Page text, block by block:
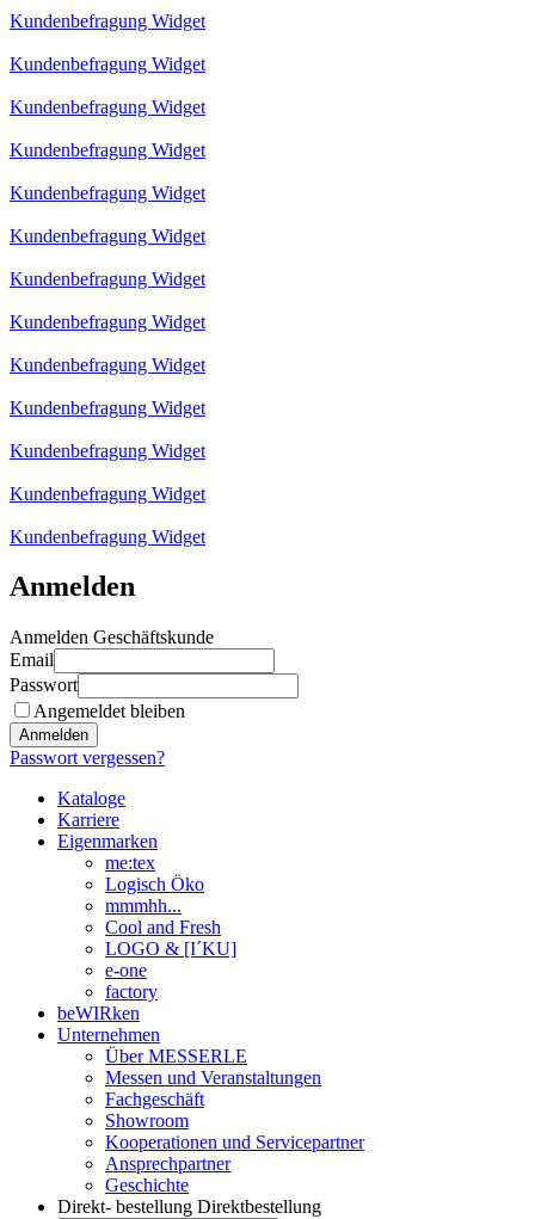
Kundenbefragung Widget
Kundenbefragung Widget
Kundenbefragung Widget
Kundenbefragung Widget
Kundenbefragung Widget
Kundenbefragung Widget
Kundenbefragung Widget
Kundenbefragung Widget
Kundenbefragung Widget
Kundenbefragung Widget
Kundenbefragung Widget
Kundenbefragung Widget
Kundenbefragung Widget
Anmelden
Anmelden Geschäftskunde
Email
Passwort
Angemeldet bleiben
Anmelden
Passwort vergessen?
Kataloge
Karriere
Eigenmarken
me:tex
Logisch Öko
mmmhh...
Cool and Fresh
LOGO & [I´KU]
e-one
factory
beWIRken
Unternehmen
Über MESSERLE
Messen und Veranstaltungen
Fachgeschäft
Showroom
Kooperationen und Servicepartner
Ansprechpartner
Geschichte
Direkt- bestellung Direktbestellung